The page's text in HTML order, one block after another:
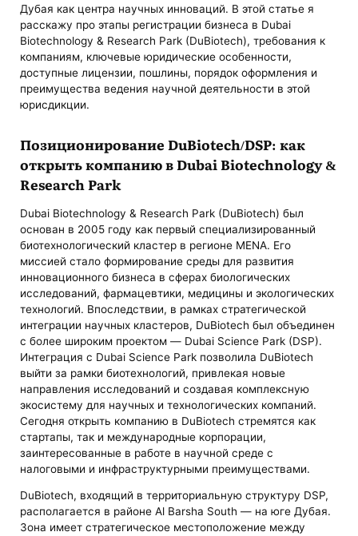
Дубая как центра научных инноваций. В этой статье я
расскажу про этапы регистрации бизнеса в Dubai
Biotechnology & Research Park (DuBiotech), требования к
компаниям, ключевые юридические особенности,
доступные лицензии, пошлины, порядок оформления и
преимущества ведения научной деятельности в этой
юрисдикции.
Позиционирование DuBiotech/DSP: как
открыть компанию в Dubai Biotechnology &
Research Park
Dubai Biotechnology & Research Park (DuBiotech) был
основан в 2005 году как первый специализированный
биотехнологический кластер в регионе MENA. Его
миссией стало формирование среды для развития
инновационного бизнеса в сферах биологических
исследований, фармацевтики, медицины и экологических
технологий. Впоследствии, в рамках стратегической
интеграции научных кластеров, DuBiotech был объединен
с более широким проектом — Dubai Science Park (DSP).
Интеграция с Dubai Science Park позволила DuBiotech
выйти за рамки биотехнологий, привлекая новые
направления исследований и создавая комплексную
экосистему для научных и технологических компаний.
Сегодня открыть компанию в DuBiotech стремятся как
стартапы, так и международные корпорации,
заинтересованные в работе в научной среде с
налоговыми и инфраструктурными преимуществами.
DuBiotech, входящий в территориальную структуру DSP,
располагается в районе Al Barsha South — на юге Дубая.
Зона имеет стратегическое местоположение между